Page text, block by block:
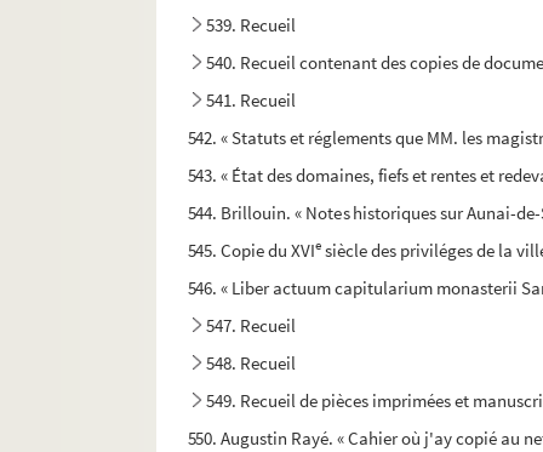
539. Recueil
540. Recueil contenant des copies de
541. Recueil
542. « Statuts et réglements que MM. les
543. « État des domaines, fiefs et rentes et
544. Brillouin. « Notes historiques sur Aunai-
545. Copie du XVIe siècle des priviléges de la
546. « Liber actuum capitularium monasterii
547. Recueil
548. Recueil
549. Recueil de pièces imprimées et
550. Augustin Rayé. « Cahier où j'ay copié au